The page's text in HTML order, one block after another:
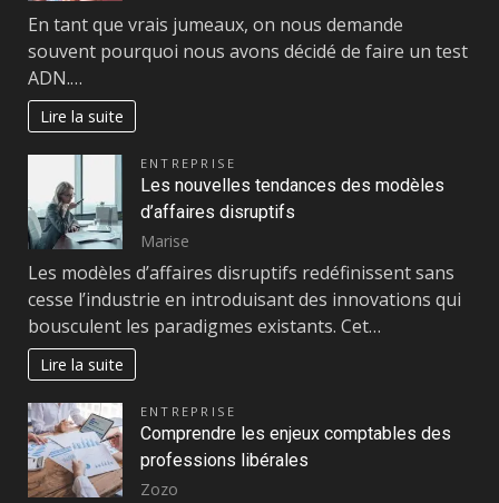
En tant que vrais jumeaux, on nous demande
souvent pourquoi nous avons décidé de faire un test
ADN.…
Lire la suite
ENTREPRISE
Les nouvelles tendances des modèles
d’affaires disruptifs
Marise
Les modèles d’affaires disruptifs redéfinissent sans
cesse l’industrie en introduisant des innovations qui
bousculent les paradigmes existants. Cet…
Lire la suite
ENTREPRISE
Comprendre les enjeux comptables des
professions libérales
Zozo